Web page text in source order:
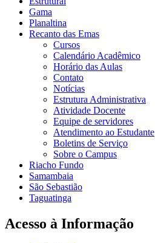
Gama
Planaltina
Recanto das Emas
Cursos
Calendário Acadêmico
Horário das Aulas
Contato
Notícias
Estrutura Administrativa
Atividade Docente
Equipe de servidores
Atendimento ao Estudante
Boletins de Serviço
Sobre o Campus
Riacho Fundo
Samambaia
São Sebastião
Taguatinga
Acesso à Informação